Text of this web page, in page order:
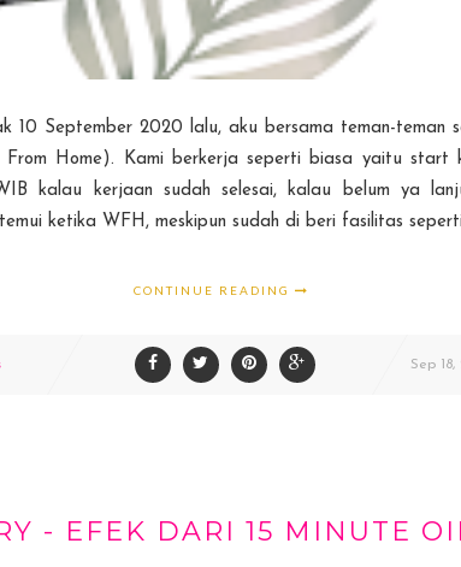
10 September 2020 lalu, aku bersama teman-teman
From Home). Kami berkerja seperti biasa yaitu start
kalau kerjaan sudah selesai, kalau belum ya
ketika WFH, meskipun sudah di beri fasilitas
CONTINUE READING
Sep 18,
- EFEK DARI 15 MINUTE